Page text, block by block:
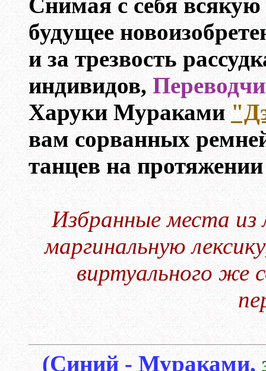
будущее
и за трезвость
индивидов,
Харуки Мураками
вам сорванных
танцев на
Избранные места из
маргинальную
виртуального же
(Синий - Мураками,